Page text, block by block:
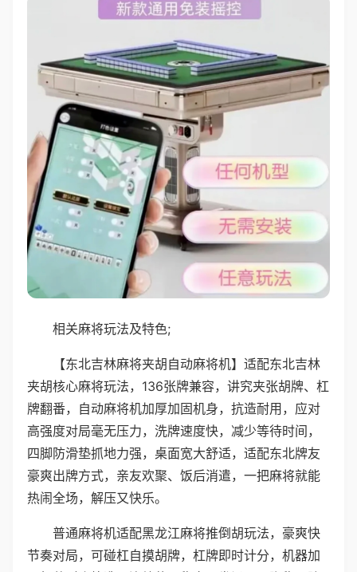
相关麻将玩法及特色;
【东北吉林麻将夹胡自动麻将机】适配东北吉林
夹胡核心麻将玩法，136张牌兼容，讲究夹张胡牌、杠
牌翻番，自动麻将机加厚加固机身，抗造耐用，应对
高强度对局毫无压力，洗牌速度快，减少等待时间，
四脚防滑垫抓地力强，桌面宽大舒适，适配东北牌友
豪爽出牌方式，亲友欢聚、饭后消遣，一把麻将就能
热闹全场，解压又快乐。
普通麻将机适配黑龙江麻将推倒胡玩法，豪爽快
节奏对局，可碰杠自摸胡牌，杠牌即时计分，机器加